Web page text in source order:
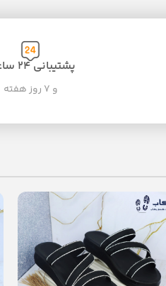
پشتیبانی ۲۴ ساعته
و ۷ روز هفته